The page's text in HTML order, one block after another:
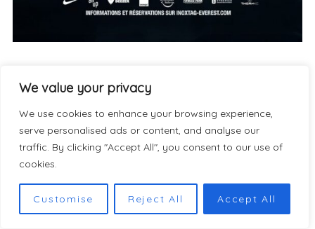
We value your privacy
We use cookies to enhance your browsing experience,
serve personalised ads or content, and analyse our
traffic. By clicking "Accept All", you consent to our use of
cookies.
Customise Reject All Accept All
PRODUCTEUR EXÉCUTIF : Samy Bouyssié
PRODUCTION EXÉCUTIVE : IDZ PROD
DURÉE : 2h20 sur YouTube et 2h30 au cinéma
DISTRIBUTION : mk2.Alt via le label YouTube
Ciné-Club par mk2